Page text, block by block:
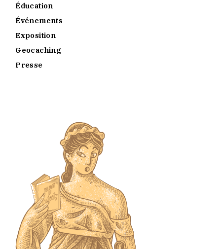
Éducation
Événements
Exposition
Geocaching
Presse